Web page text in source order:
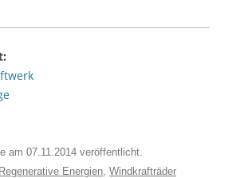
am 07.11.2014 veröffentlicht.
Regenerative Energien Windkrafträder